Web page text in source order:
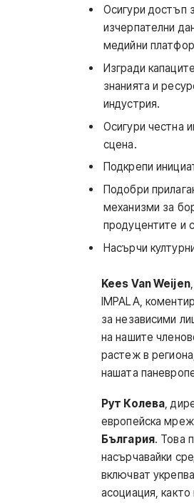
Осигури достъп
изчерпателни
медийни
Изгради
знанията и
индустрия.
Осигури честна
сцена.
Подкрепи
Подобри
механизми за
продуцентите и
Насърчи
Kees Van Weijen
IMPALA,
за независими
на нашите
растеж в
нашата
Рут Колева,
европейска
България. Това
насърчавайки
включват
асоциация,